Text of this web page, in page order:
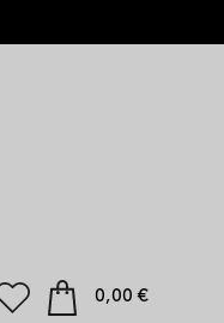
0,00 €